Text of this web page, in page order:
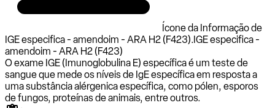
Ícone da Informação de
IGE especifica - amendoim - ARA H2 (F423).IGE especifica -
amendoim - ARA H2 (F423)
O exame IGE (Imunoglobulina E) específica é um teste de
sangue que mede os níveis de IgE específica em resposta a
uma substância alérgenica específica, como pólen, esporos
de fungos, proteínas de animais, entre outros.